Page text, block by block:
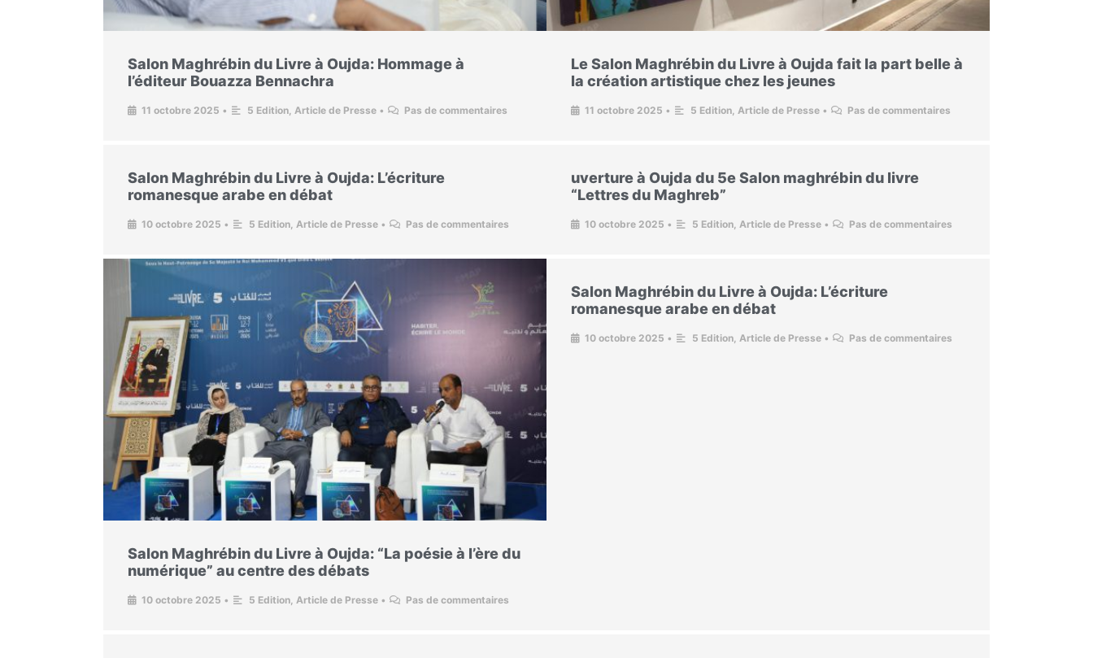
Salon Maghrébin du Livre à Oujda: Hommage à
l’éditeur Bouazza Bennachra
11 octobre 2025 • 5 Edition, Article de Presse • Pas de commentaires
Le Salon Maghrébin du Livre à Oujda fait la part belle à
la création artistique chez les jeunes
11 octobre 2025 • 5 Edition, Article de Presse • Pas de commentaires
Salon Maghrébin du Livre à Oujda: L’écriture
romanesque arabe en débat
10 octobre 2025 • 5 Edition, Article de Presse • Pas de commentaires
uverture à Oujda du 5e Salon maghrébin du livre
“Lettres du Maghreb”
10 octobre 2025 • 5 Edition, Article de Presse • Pas de commentaires
Salon Maghrébin du Livre à Oujda: “La poésie à l’ère du
numérique” au centre des débats
10 octobre 2025 • 5 Edition, Article de Presse • Pas de commentaires
Salon Maghrébin du Livre à Oujda: L’écriture
romanesque arabe en débat
10 octobre 2025 • 5 Edition, Article de Presse • Pas de commentaires